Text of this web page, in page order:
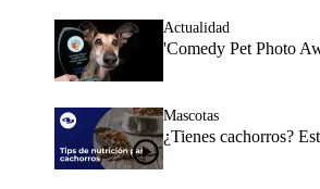
Actualidad
'Comedy Pet Photo
Mascotas
¿Tienes cachorros?